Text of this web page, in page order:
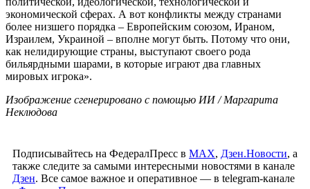
экономической сферах. А вот конфликты между странами
более низшего порядка – Европейским союзом, Ираном,
Израилем, Украиной – вполне могут быть. Потому что они,
как нелидирующие страны, выступают своего рода
бильярдными шарами, в которые играют два главных
мировых игрока».
Изображение сгенерировано с помощью ИИ / Маргарита
Неклюдова
Подписывайтесь на ФедералПресс в МАХ, Дзен.Новости, а
также следите за самыми интересными новостями в канале
Дзен. Все самое важное и оперативное — в telegram-канале